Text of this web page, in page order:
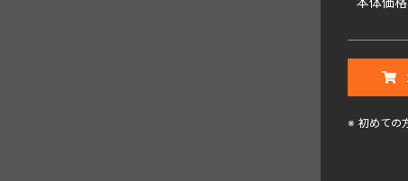
※ 初めての